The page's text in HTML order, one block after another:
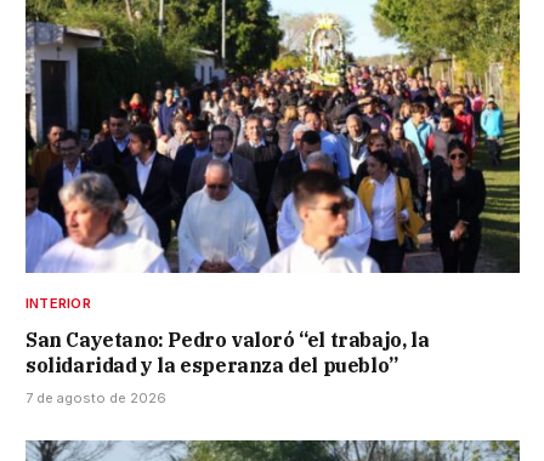
INTERIOR
San Cayetano: Pedro valoró “el trabajo, la
solidaridad y la esperanza del pueblo”
7 de agosto de 2026